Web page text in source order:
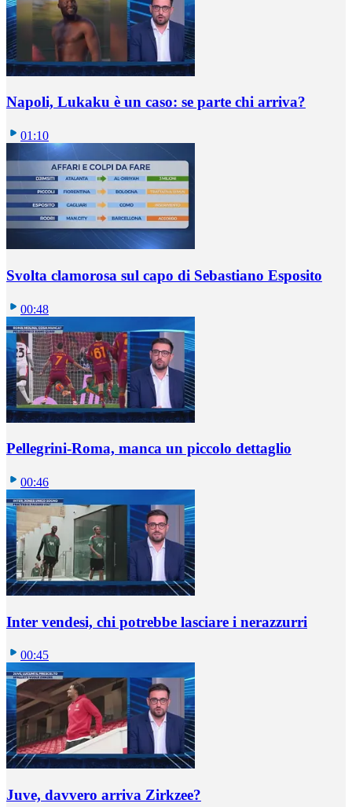
Napoli, Lukaku è un caso: se parte chi arriva?
01:10
Svolta clamorosa sul capo di Sebastiano Esposito
00:48
Pellegrini-Roma, manca un piccolo dettaglio
00:46
Inter vendesi, chi potrebbe lasciare i nerazzurri
00:45
Juve, davvero arriva Zirkzee?